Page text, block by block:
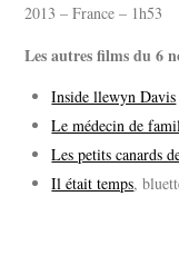
2013 – France – 1h53
Les autres films du 6
Inside llewyn Davis
Le médecin de
Les petits canards
Il était temps,